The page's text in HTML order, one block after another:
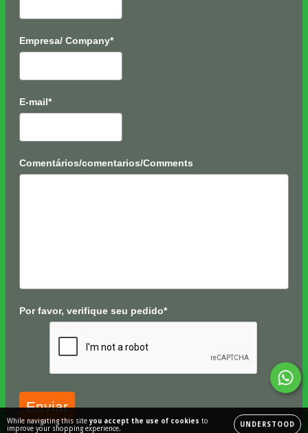
While navigating this siteyou accept the use of cookies to
improve your shopping experience.
UNDERSTOOD
Empresa/ Company*
E-mail*
Comentários/comentarios/Comments
Por favor, verifique seu pedido*
Enviar